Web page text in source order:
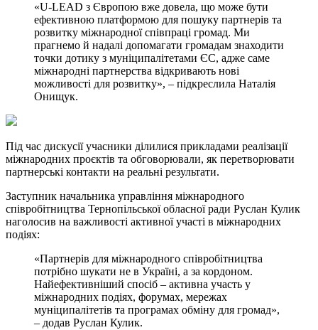
«U-LEAD з Європою вже довела, що може бути
ефективною платформою для пошуку партнерів та
розвитку міжнародної співпраці громад. Ми
прагнемо й надалі допомагати громадам знаходити
точки дотику з муніципалітетами ЄС, адже саме
міжнародні партнерства відкривають нові
можливості для розвитку», – підкреслила Наталія
Онищук.
Під час дискусії учасники ділилися прикладами реалізації
міжнародних проєктів та обговорювали, як перетворювати
партнерські контакти на реальні результати.
Заступник начальника управління міжнародного
співробітництва Тернопільської обласної ради Руслан Кулик
наголосив на важливості активної участі в міжнародних
подіях:
«Партнерів для міжнародного співробітництва
потрібно шукати не в Україні, а за кордоном.
Найефективніший спосіб – активна участь у
міжнародних подіях, форумах, мережах
муніципалітетів та програмах обміну для громад»,
– додав Руслан Кулик.